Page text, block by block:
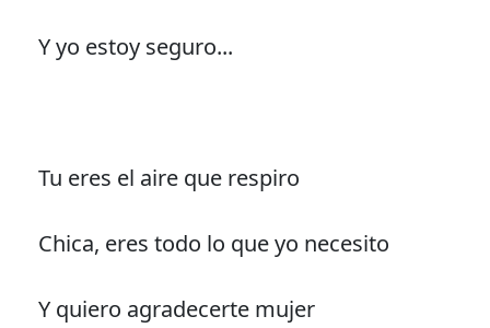
Y yo estoy seguro...
Tu eres el aire que respiro
Chica, eres todo lo que yo necesito
Y quiero agradecerte mujer